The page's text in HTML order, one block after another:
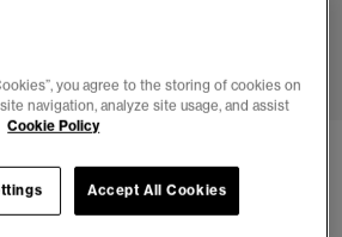
you agree to the storing of cookies on
navigation, analyze site usage, and assist
Cookie Policy
Accept All Cookies